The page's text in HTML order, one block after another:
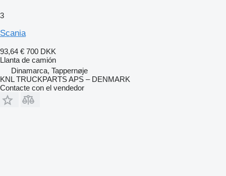
3
Scania
93,64 € 700 DKK
Llanta de camión
Dinamarca, Tappernøje
KNL TRUCKPARTS APS – DENMARK
Contacte con el vendedor